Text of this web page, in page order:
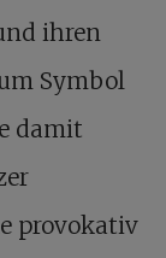
ihren
Symbol
damit
provokativ